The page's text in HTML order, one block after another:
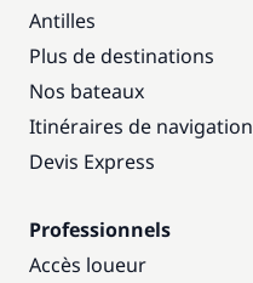
Antilles
Plus de destinations
Nos bateaux
Itinéraires de navigation
Devis Express
Professionnels
Accès loueur